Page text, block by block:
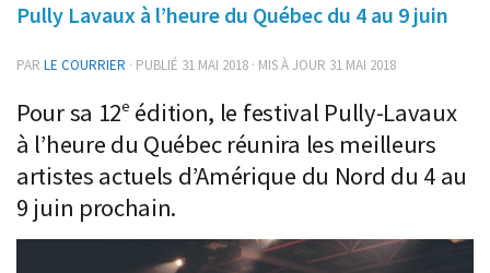
Pully Lavaux à l’heure du Québec du 4 au 9 juin
PAR LE COURRIER · PUBLIÉ 31 MAI 2018 · MIS À JOUR 31 MAI 2018
Pour sa 12e édition, le festival Pully-Lavaux
à l’heure du Québec réunira les meilleurs
artistes actuels d’Amérique du Nord du 4 au
9 juin prochain.